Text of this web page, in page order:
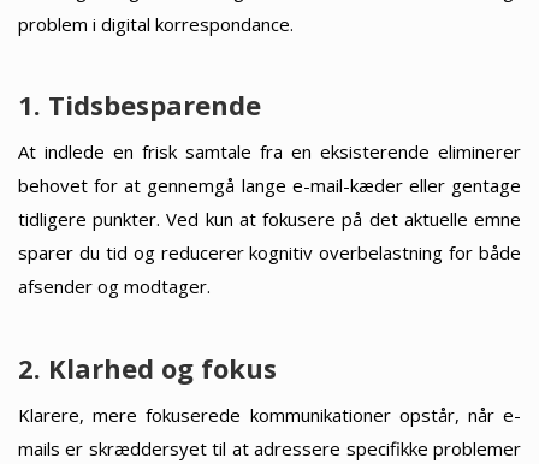
problem i digital korrespondance.
1. Tidsbesparende
At indlede en frisk samtale fra en eksisterende eliminerer
behovet for at gennemgå lange e-mail-kæder eller gentage
tidligere punkter. Ved kun at fokusere på det aktuelle emne
sparer du tid og reducerer kognitiv overbelastning for både
afsender og modtager.
2. Klarhed og fokus
Klarere, mere fokuserede kommunikationer opstår, når e-
mails er skræddersyet til at adressere specifikke problemer